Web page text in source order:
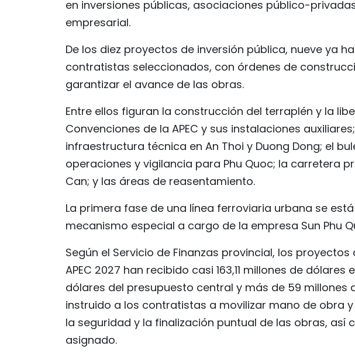
en inversiones públicas, asociaciones público-
empresarial.
De los diez proyectos de inversión pública, nueve ya
contratistas seleccionados, con órdenes de
garantizar el avance de las obras.
Entre ellos figuran la construcción del terraplén y la
Convenciones de la APEC y sus instalaciones
infraestructura técnica en An Thoi y Duong Dong; el
operaciones y vigilancia para Phu Quoc; la carretera
Can; y las áreas de reasentamiento.
La primera fase de una línea ferroviaria urbana se
mecanismo especial a cargo de la empresa Sun Phu
Según el Servicio de Finanzas provincial, los
APEC 2027 han recibido casi 163,11 millones de dólares
dólares del presupuesto central y más de 59 millones
instruido a los contratistas a movilizar mano de obra
la seguridad y la finalización puntual de las obras,
asignado.